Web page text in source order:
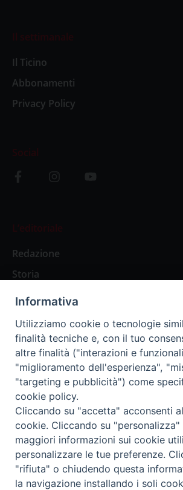
Il settimanale
Il Ticino
Abbonamenti
Privacy Policy
Social
L’editoriale
Redazione
Storia
Abbonamenti
Abbonamento Annuale Digitale
Abbonamento Annuale Cartaceo
Abbonamento Singola Copia Digitale
Redazione: Pavia, Piazza Duomo 11 -
amministrazione@ilticino.it -
Informativa
Utilizziamo cookie o tecnologie
finalità tecniche e, con il tuo
altre finalità ("interazioni e
"miglioramento dell'esperienza",
"targeting e pubblicità") come
cookie policy.
Cliccando su "accetta" acconsenti
cookie. Cliccando su "personalizza"
maggiori informazioni sui cookie
personalizzare le tue preferenze.
"rifiuta" o chiudendo questa
la navigazione installando i soli